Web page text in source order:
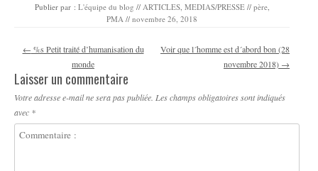
Publier par : L'équipe du blog // ARTICLES, MEDIAS/PRESSE // père,
PMA // novembre 26, 2018
Navigation des articles
← %s Petit traité d’humanisation du
monde
Voir que l´homme est d´abord bon (28
novembre 2018) →
Laisser un commentaire
Votre adresse e-mail ne sera pas publiée. Les champs obligatoires sont indiqués
avec *